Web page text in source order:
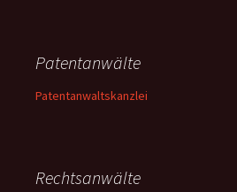
Patentanwälte
Patentanwaltskanzlei
Rechtsanwälte